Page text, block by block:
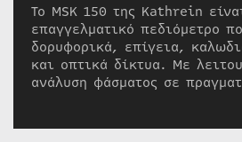
Το MSK 150 της Kathrein
επαγγελματικό πεδιόμετρο
δορυφορικά, επίγεια,
και οπτικά δίκτυα. Με
ανάλυση φάσματος σε